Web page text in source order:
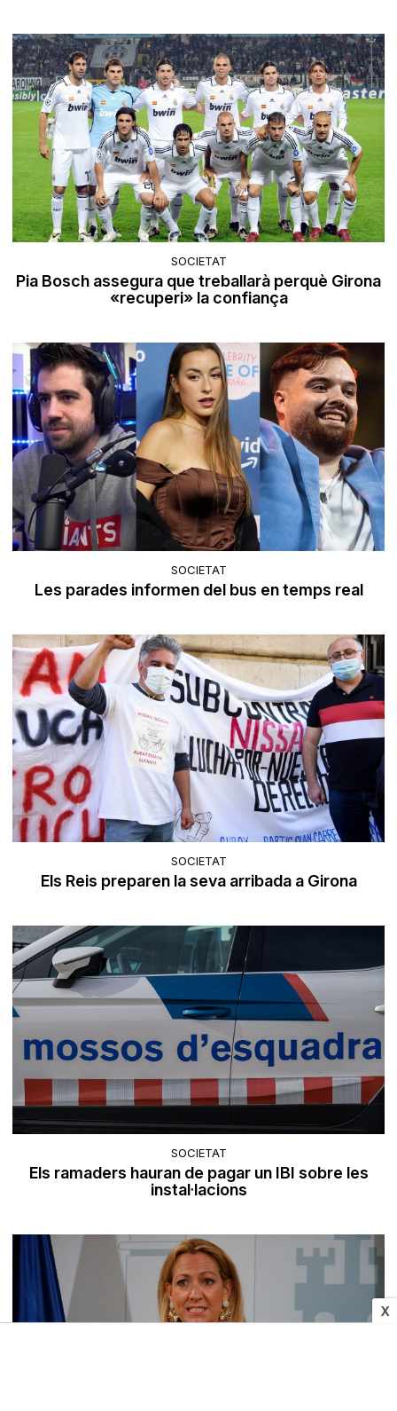
X
SOCIETAT
Pia Bosch assegura que treballarà perquè Girona
«recuperi» la confiança
SOCIETAT
Les parades informen del bus en temps real
SOCIETAT
Els Reis preparen la seva arribada a Girona
SOCIETAT
Els ramaders hauran de pagar un IBI sobre les
instal·lacions